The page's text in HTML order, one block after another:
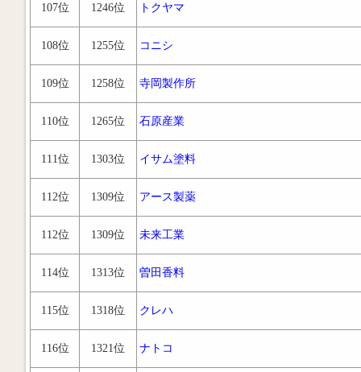
107位 1246位 トクヤマ
108位 1255位 コニシ
109位 1258位 寺岡製作所
110位 1265位 石原産業
111位 1303位 イサム塗料
112位 1309位 アース製薬
112位 1309位 未来工業
114位 1313位 曽田香料
115位 1318位 クレハ
116位 1321位 ナトコ